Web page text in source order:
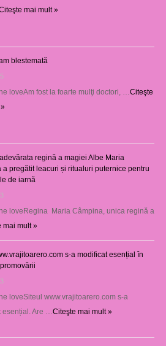
mai mult »
blestemată
loveAm fost la foarte mulţi doctori, …Citeşte
regină a magiei Albe Maria
a pregătit leacuri și ritualuri puternice pentru
de iarnă
loveRegina Maria Câmpina, unica regină a
mai mult »
s-a modificat esențial în
loveSiteul www.vrajitoarero.com s-a
esențial. Are …Citeşte mai mult »